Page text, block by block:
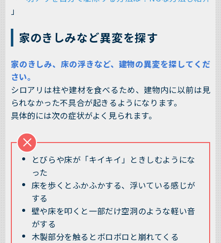
」
家のきしみなど異変を探す
家のきしみ、床の浮きなど、建物の異変を探してくだ
さい。
シロアリは柱や建材を食べるため、建物内に以前は見
られなかった不具合が起きるようになります。
具体的には次の症状がよく見られます。
とびらや床が「キイキイ」ときしむようにな
った
床を歩くとふかふかする、浮いている感じが
する
壁や床を叩くと一部だけ空洞のような軽い音
がする
木製部分を触るとボロボロと崩れてくる